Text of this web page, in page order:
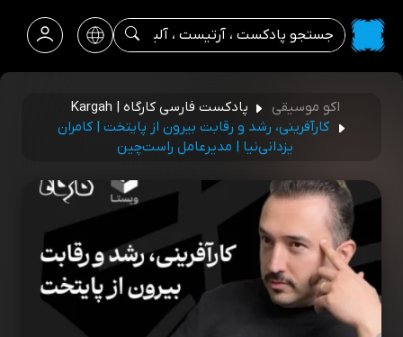
اکو موسیقی
پادکست فارسی کارگاه | Kargah
کارآفرینی، رشد و رقابت بیرون از پایتخت | کامران
یزدانی‌نیا | مدیرعامل راست‌چین